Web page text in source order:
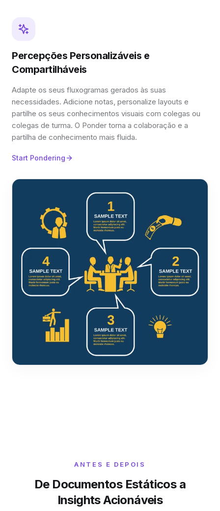
Percepções Personalizáveis e
Compartilháveis
Adapte os seus fluxogramas gerados às suas
necessidades. Adicione notas, personalize layouts e
partilhe os seus conhecimentos visuais com colegas ou
colegas de turma. O Ponder torna a colaboração e a
partilha de conhecimento mais fluida.
Start Pondering
ANTES E DEPOIS
De Documentos Estáticos a
Insights Acionáveis